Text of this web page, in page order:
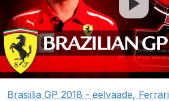
Brasiilia GP 2018 - eelvaade, Ferrari